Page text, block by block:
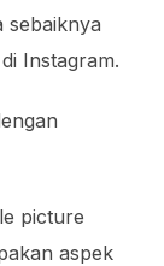
sebaiknya
Instagram.
picture
aspek